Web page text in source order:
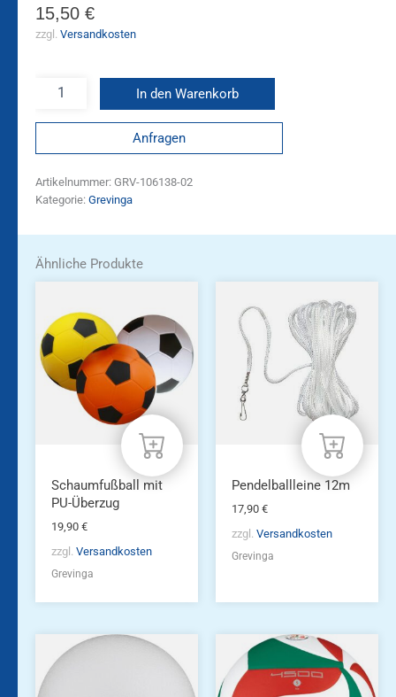
15,50 €
zzgl. Versandkosten
In den Warenkorb
Anfragen
Artikelnummer: GRV-106138-02
Kategorie: Grevinga
Ähnliche Produkte
Schaumfußball mit
PU-Überzug
19,90 €
zzgl. Versandkosten
Grevinga
Pendelballleine 12m
17,90 €
zzgl. Versandkosten
Grevinga